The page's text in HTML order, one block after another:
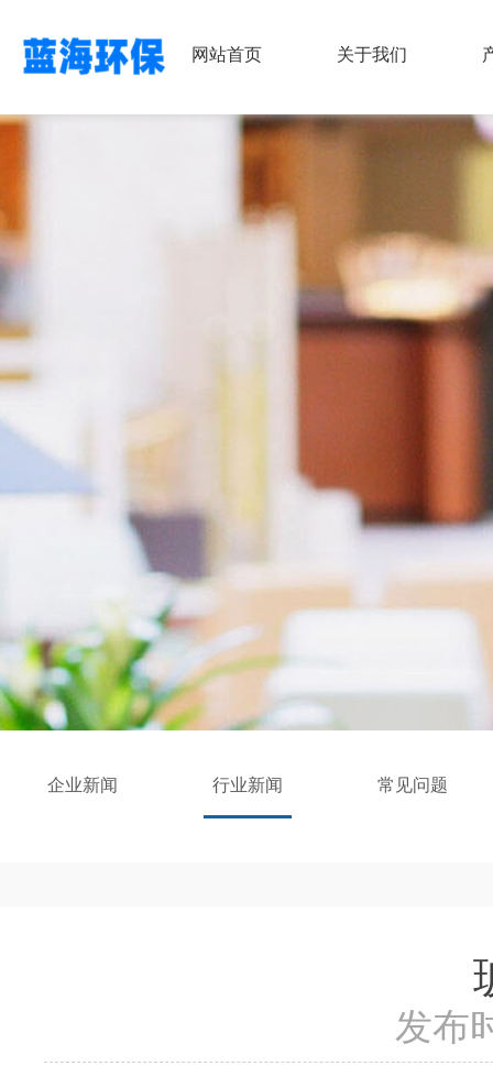
网站首页 关于我们
企业新闻 行业新闻 常见问题
发布